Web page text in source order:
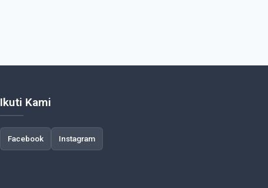
Ikuti Kami
Facebook Instagram